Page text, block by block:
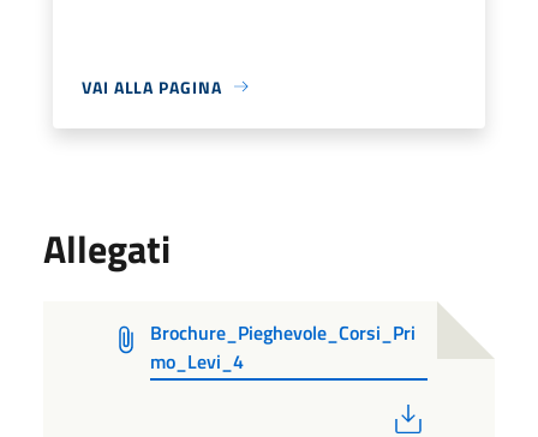
VAI ALLA PAGINA
Allegati
Brochure_Pieghevole_Corsi_Pri
mo_Levi_4